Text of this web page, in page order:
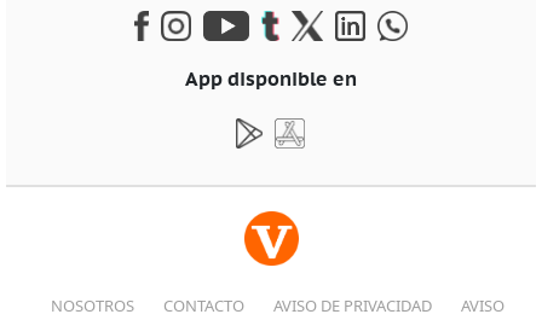
App disponible en
NOSOTROS CONTACTO AVISO DE PRIVACIDAD AVISO